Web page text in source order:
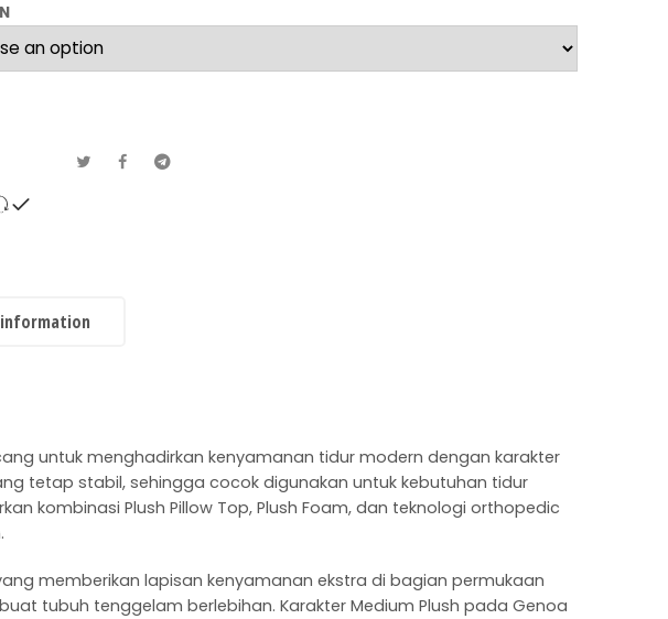
untuk menghadirkan kenyamanan tidur modern dengan karakter
tetap stabil, sehingga cocok digunakan untuk kebutuhan tidur
kombinasi Plush Pillow Top, Plush Foam, dan teknologi orthopedic
memberikan lapisan kenyamanan ekstra di bagian permukaan
tubuh tenggelam berlebihan. Karakter Medium Plush pada Genoa